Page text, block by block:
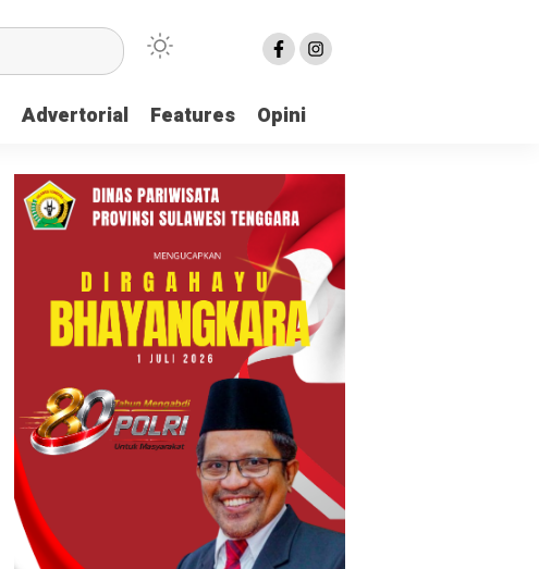
Advertorial Features Opini